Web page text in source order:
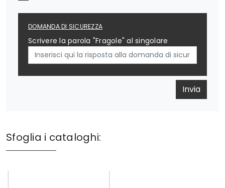
DOMANDA DI SICUREZZA
Scrivere la parola "Fragole" al singolare
Invia
Sfoglia i cataloghi: